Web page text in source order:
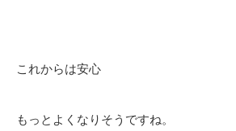
これからは安心
もっとよくなりそうですね。